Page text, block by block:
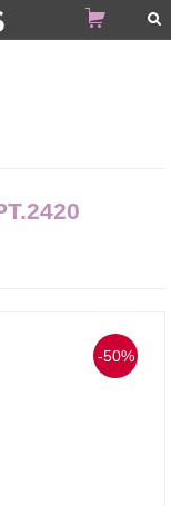
-50%